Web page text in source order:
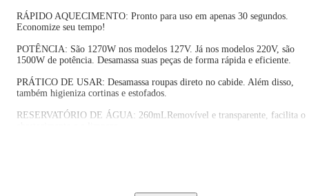
RÁPIDO AQUECIMENTO: Pronto para uso em apenas 30 segundos.
Economize seu tempo!
POTÊNCIA: São 1270W nos modelos 127V. Já nos modelos 220V, são
1500W de potência. Desamassa suas peças de forma rápida e eficiente.
PRÁTICO DE USAR: Desamassa roupas direto no cabide. Além disso,
também higieniza cortinas e estofados.
RESERVATÓRIO DE ÁGUA: 260mLRemovível e transparente, facilita o